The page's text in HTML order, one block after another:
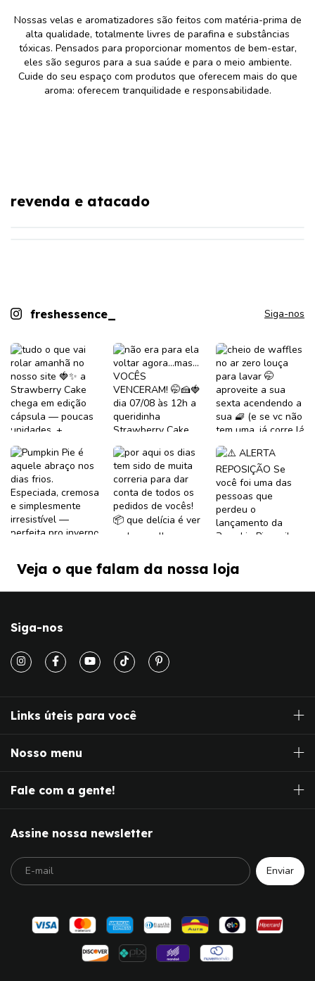
Queime a vela em uma superfície rígida e não inflamável.
Não toque na cera e no recipiente enquanto estiver acesa.
Manter fora de alcance de luz solar, a cera pode ter
alterações de cor em contato com a mesma.
Descartar quando restar 0,5 cm de cera no frasco.
Nossas velas e aromatizadores são feitos com matéria-prima de
alta qualidade, totalmente livres de parafina e substâncias
tóxicas. Pensados para proporcionar momentos de bem-estar,
eles são seguros para a sua saúde e para o meio ambiente.
Cuide do seu espaço com produtos que oferecem mais do que
aroma: oferecem tranquilidade e responsabilidade.
revenda e atacadosaiba mais
freshessence_ Siga-nos
Veja o que falam da nossa loja
Siga-nos
Links úteis para você
Nosso menu
Fale com a gente!
Assine nossa newsletter